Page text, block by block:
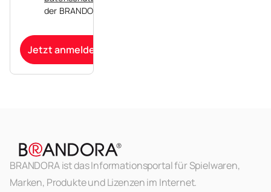
der BRANDORA zu.
Jetzt anmelden
BRANDORA ist das Informationsportal für Spielwaren,
Marken, Produkte und Lizenzen im Internet.